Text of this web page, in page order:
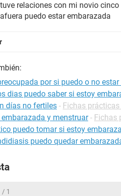
relaciones con mi novio
puedo estar embarazada
por si puedo o no
dias puedo saber si estoy
días no fertiles - Fichas prácticas
embarazada y menstruar - Fichas
puedo tomar si estoy
puedo quedar
/ 1